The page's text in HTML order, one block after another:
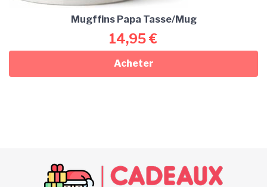
Mugffins Papa Tasse/Mug
14,95€
Acheter